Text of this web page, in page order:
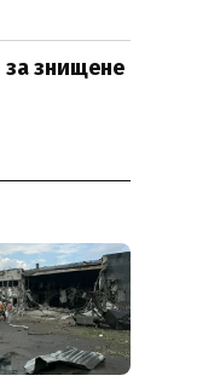
за знищене